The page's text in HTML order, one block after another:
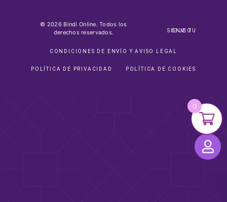
© 2026 Bindi Online. Todos los
derechos reservados.
SIGUE TU ENVIO
CONDICIONES DE ENVÍO Y AVISO LEGAL
POLÍTICA DE PRIVACIDAD POLÍTICA DE COOKIES
0